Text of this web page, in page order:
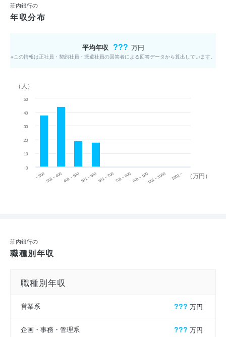
荘内銀行の
年収分布
平均年収 ??? 万円
※この情報は正社員・契約社員・派遣社員の回答者による回答データから算出しています。
（万円）
（人）
~ 300 301 ~ 400 401 ~ 500501 ~ 600601 ~ 700701 ~ 800801 ~ 900901 ~ 1000 1001 ~
0
10
20
30
40
50
荘内銀行の
職種別年収
職種別年収
営業系 ??? 万円
企画・事務・管理系 ??? 万円